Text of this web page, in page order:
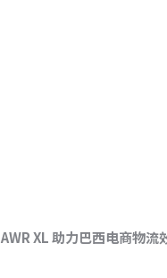
AWR XL 助力巴西电商物流